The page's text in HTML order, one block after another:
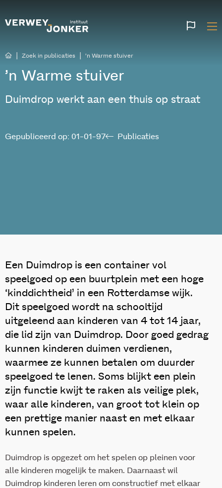
Zoek in publicaties ’n Warme stuiver
’n Warme stuiver
Duimdrop werkt aan een thuis op straat
Publicaties
Gepubliceerd op: 01-01-97
Een Duimdrop is een container vol
speelgoed op een buurtplein met een hoge
‘kinddichtheid’ in een Rotterdamse wijk.
Dit speelgoed wordt na schooltijd
uitgeleend aan kinderen van 4 tot 14 jaar,
die lid zijn van Duimdrop. Door goed gedrag
kunnen kinderen duimen verdienen,
waarmee ze kunnen betalen om duurder
speelgoed te lenen. Soms blijkt een plein
zijn functie kwijt te raken als veilige plek,
waar alle kinderen, van groot tot klein op
een prettige manier naast en met elkaar
kunnen spelen.
Duimdrop is opgezet om het spelen op pleinen voor
alle kinderen mogelijk te maken. Daarnaast wil
Duimdrop kinderen leren om constructief met elkaar